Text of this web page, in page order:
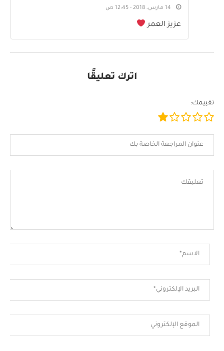
14 مارس، 2018 - 12:45 ص
عزيز العمر
اترك تعليقًا
تقييمك: